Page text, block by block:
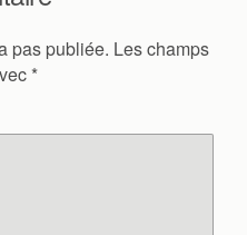
pas publiée. Les champs
*